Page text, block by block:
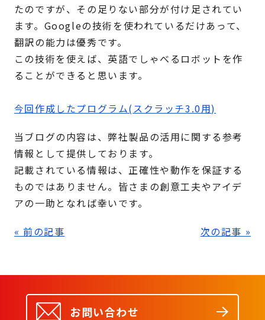
たのですが、その足りない部分が付け足されてい
ます。Googleの技術を使われているだけあって、
翻訳の能力は優秀です。
この技術を使えば、英語でしゃべるロボットを作
ることができると思います。
今回作成したプログラム(スクラッチ3.0用)
当ブログの内容は、弊社製品の活用に関する参考
情報として提供しております。
記載されている情報は、正確性や動作を保証する
ものではありません。皆さまの創意工夫やアイデ
アの一助となれば幸いです。
« 前の記事
次の記事 »
お問い合わせ